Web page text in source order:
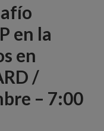
en la
en
/
– 7:00